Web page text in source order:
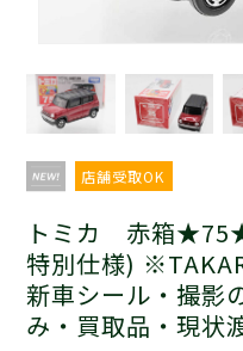
店舗受取OK
トミカ 赤箱
特別仕様)
新車シール・撮影
み・買取品・現状